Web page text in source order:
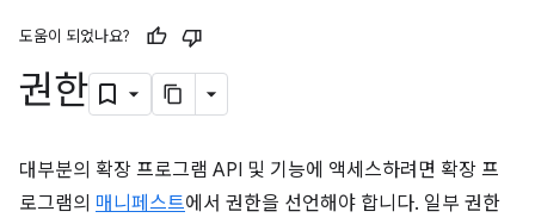
도움이 되었나요?
권한
대부분의 확장 프로그램 API 및 기능에 액세스하려면 확장 프
로그램의 매니페스트에서 권한을 선언해야 합니다. 일부 권한